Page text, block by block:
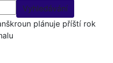
plánuje příští rok